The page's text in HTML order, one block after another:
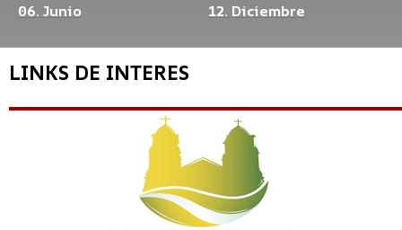
06. Junio
12. Diciembre
LINKS DE INTERES